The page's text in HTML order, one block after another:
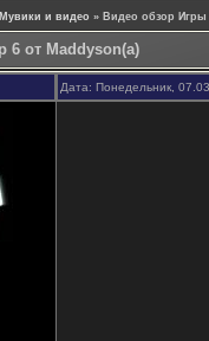
Мувики и видео » Видео обзор Игры
6 от Maddyson(a)
Дата: Понедельник,